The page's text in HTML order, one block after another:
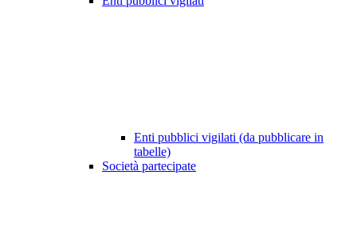
Enti pubblici vigilati (da pubblicare in
tabelle)
Società partecipate